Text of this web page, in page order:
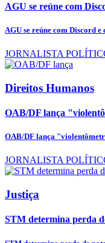
AGU se reúne com
AGU se reúne com Discord
JORNALISTA
Direitos Humanos
OAB/DF lança
OAB/DF lança
JORNALISTA
Justiça
STM determina perda